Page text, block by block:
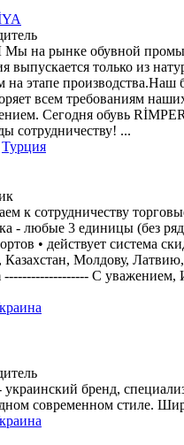
на рынке обувной
выпускается только из
на этапе
всем требованиям
Сегодня обувь
сотрудничеству! ...
Турция
к сотрудничеству
- любые 3 единицы (без
• действует система
Казахстан, Молдову,
------------------- С уважением,
бренд,
современном стиле.